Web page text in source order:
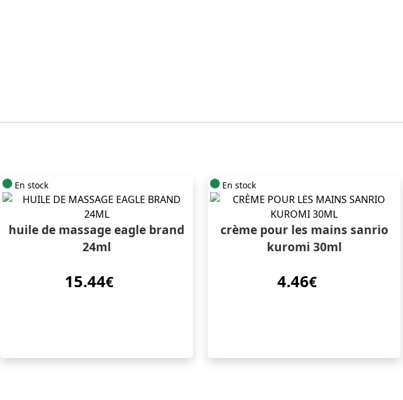
En stock
huile de massage eagle brand
24ml
15.44€
En stock
crème pour les mains sanrio
kuromi 30ml
4.46€